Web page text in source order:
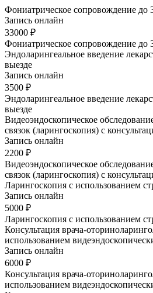
Фониатрическое сопровождение до
Запись онлайн
33000 ₽
Фониатрическое сопровождение до
Эндоларингеальное введение
выезде
Запись онлайн
3500 ₽
Эндоларингеальное введение
выезде
Видеоэндоскопическое
связок (ларингоскопия) с
Запись онлайн
2200 ₽
Видеоэндоскопическое
связок (ларингоскопия) с
Ларингоскопия с использованием
Запись онлайн
5000 ₽
Ларингоскопия с использованием
Консультация врача-
использованием
Запись онлайн
6000 ₽
Консультация врача-
использованием